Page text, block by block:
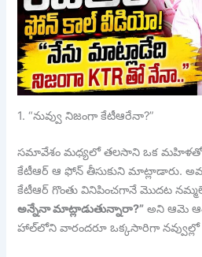
1. “నువ్వు నిజంగా కేటీఆరేనా?”
సమావేశం మధ్యలో తలసాని ఒక మహిళతో
కేటీఆర్ ఆ ఫోన్ తీసుకుని మాట్లాడారు.
కేటీఆర్ గొంతు వినిపించగానే మొదట
అన్నేనా మాట్లాడుతున్నారా?” అని ఆమె
హాల్‌లోని వారందరూ ఒక్కసారిగా